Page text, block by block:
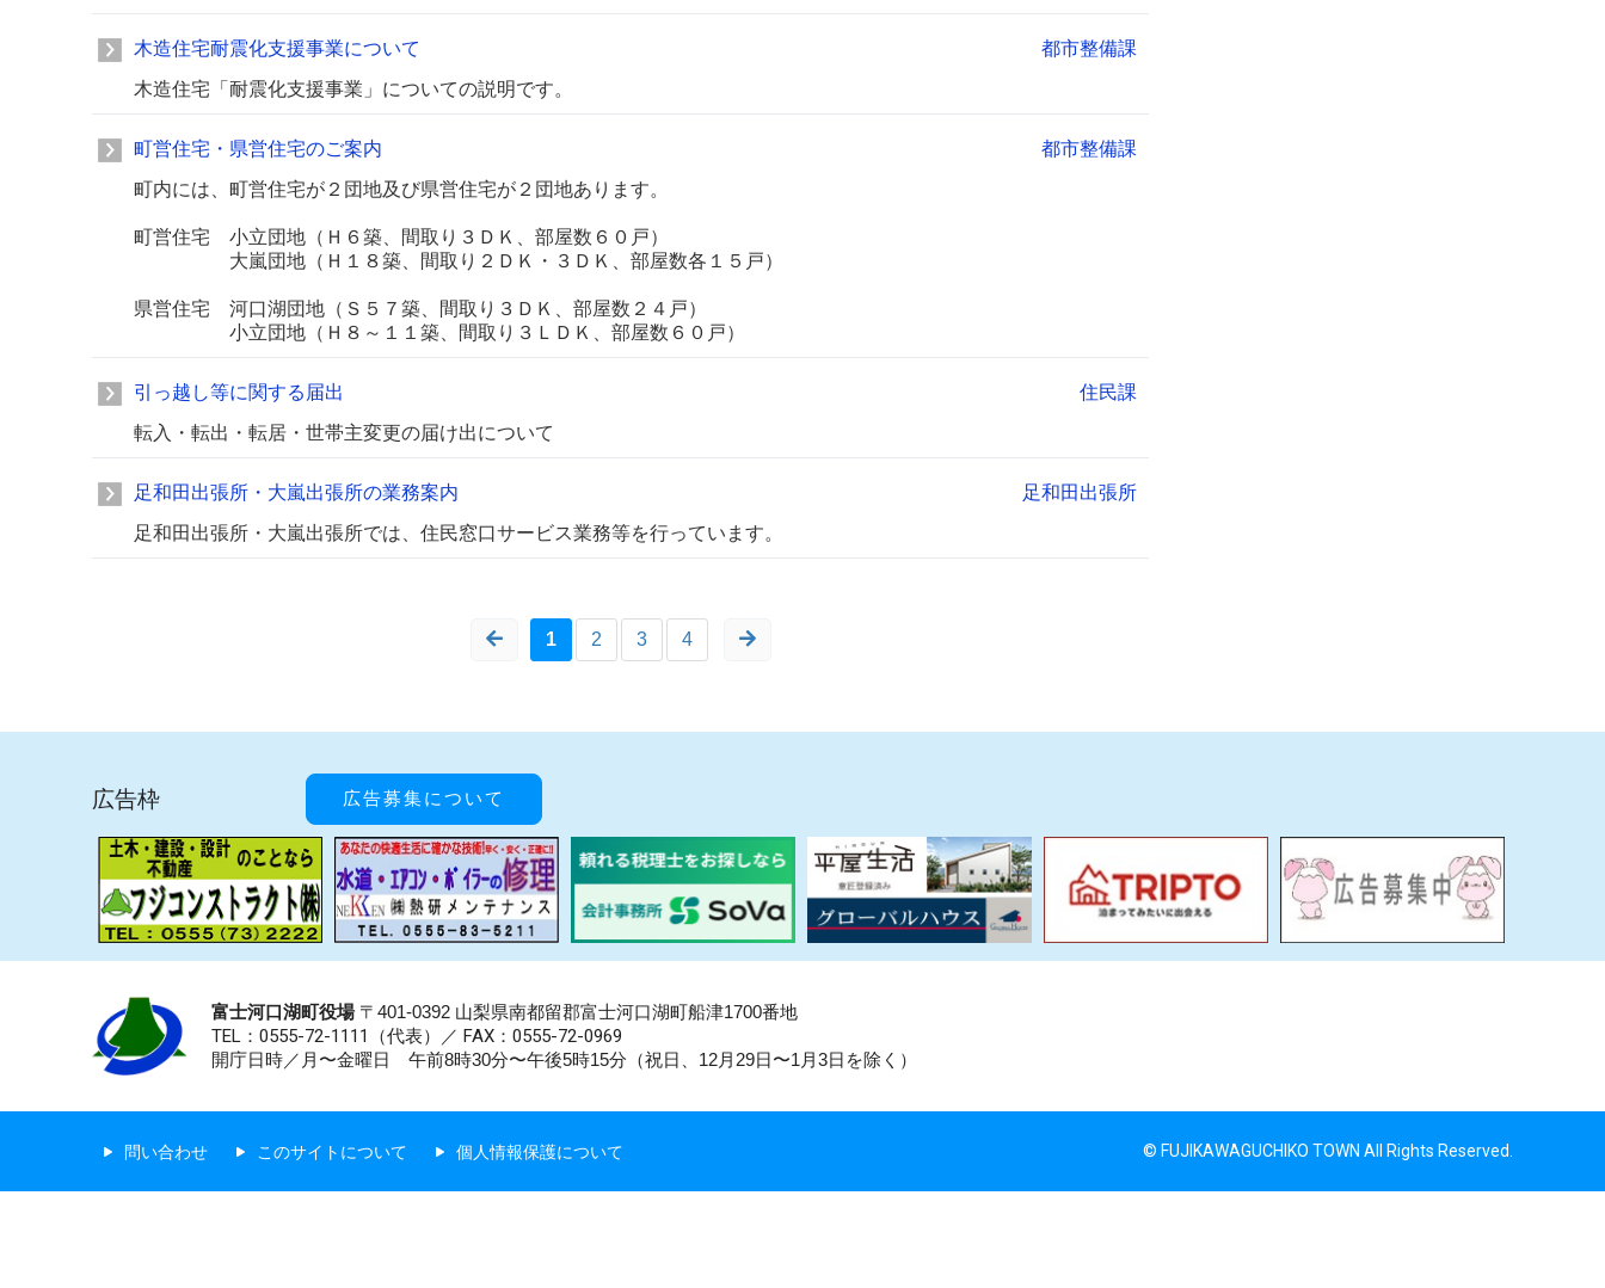
木造住宅耐震化支援事業について
都市整備課
木造住宅「耐震化支援事業」についての説明です。
町営住宅・県営住宅のご案内
都市整備課
町内には、町営住宅が２団地及び県営住宅が２団地あります。
町営住宅 小立団地（Ｈ６築、間取り３ＤＫ、部屋数６０戸）
大嵐団地（Ｈ１８築、間取り２ＤＫ・３ＤＫ、部屋数各１５戸）
県営住宅 河口湖団地（Ｓ５７築、間取り３ＤＫ、部屋数２４戸）
小立団地（Ｈ８～１１築、間取り３ＬＤＫ、部屋数６０戸）
引っ越し等に関する届出
住民課
転入・転出・転居・世帯主変更の届け出について
足和田出張所・大嵐出張所の業務案内
足和田出張所
足和田出張所・大嵐出張所では、住民窓口サービス業務等を行っています。
1 2 3 4
広告枠 広告募集について
富士河口湖町役場〒401-0392 山梨県南都留郡富士河口湖町船津1700番地
TEL：0555-72-1111 （代表）／ FAX：0555-72-0969
開庁日時／月〜金曜日 午前8時30分〜午後5時15分（祝日、12月29日〜1月3日を除く）
問い合わせ このサイトについて 個人情報保護について © FUJIKAWAGUCHIKO TOWN All Rights Reserved.